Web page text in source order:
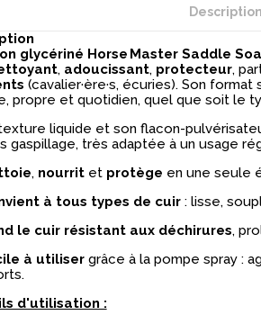
Description
glycériné Horse Master Saddle
, adoucissant, protecteur,
(cavalier·ère·s, écuries). Son
propre et quotidien, quel que soit le
liquide et son flacon-
gaspillage, très adaptée à un usage
, nourritet protège en une seule
à tous types de cuir: lisse,
le cuir résistant aux déchirures,
à utilisergrâce à la pompe spray :
d'utilisation :